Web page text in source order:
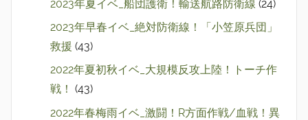
2023年夏イベ_船団護衛！輸送航路防衛線 (24)
2023年早春イベ_絶対防衛線！「小笠原兵団」
救援 (43)
2022年夏初秋イベ_大規模反攻上陸！トーチ作
戦！ (43)
2022年春梅雨イベ_激闘！R方面作戦/血戦！異